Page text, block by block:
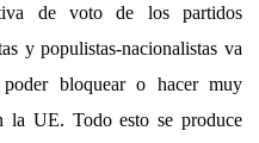
de voto de los partidos
y populistas-nacionalistas va
poder bloquear o hacer muy
la UE. Todo esto se produce